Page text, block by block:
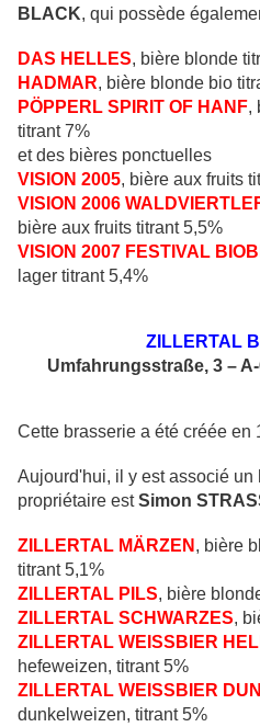
BLACK, qui possède
DAS HELLES, bière blonde
HADMAR, bière blonde bio
PÖPPERL SPIRIT OF HANF,
titrant 7%
et des bières ponctuelles
VISION 2005, bière aux fruits
VISION 2006
bière aux fruits titrant 5,5%
VISION 2007 FESTIVAL
lager titrant 5,4%
ZILLERTAL
Umfahrungsstraße, 3 –
Cette brasserie a été créée en
Aujourd'hui, il y est associé un
propriétaire estSimon
ZILLERTAL MÄRZEN , bière
titrant 5,1%
ZILLERTAL PILS, bière
ZILLERTAL SCHWARZES,
ZILLERTAL WEISSBIER
hefeweizen, titrant 5%
ZILLERTAL WEISSBIER
dunkelweizen, titrant 5%